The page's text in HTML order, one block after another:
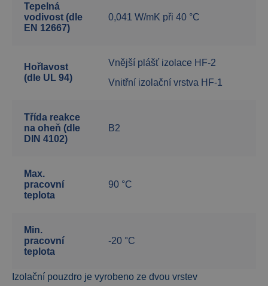
Tepelná
vodivost (dle
EN 12667)
0,041 W/mK při 40 °C
Hořlavost
(dle UL 94)
Vnější plášť izolace HF-2
Vnitřní izolační vrstva HF-1
Třída reakce
na oheň (dle
DIN 4102)
B2
Max.
pracovní
teplota
90 °C
Min.
pracovní
teplota
-20 °C
Izolační pouzdro je vyrobeno ze dvou vrstev